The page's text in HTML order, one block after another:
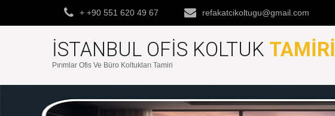
+ +90 551 620 49 67 refakatcikoltugu@gmail.com
İSTANBUL OFIS KOLTUK TAMIRI
Pırımlar Ofis Ve Büro Koltukları Tamiri